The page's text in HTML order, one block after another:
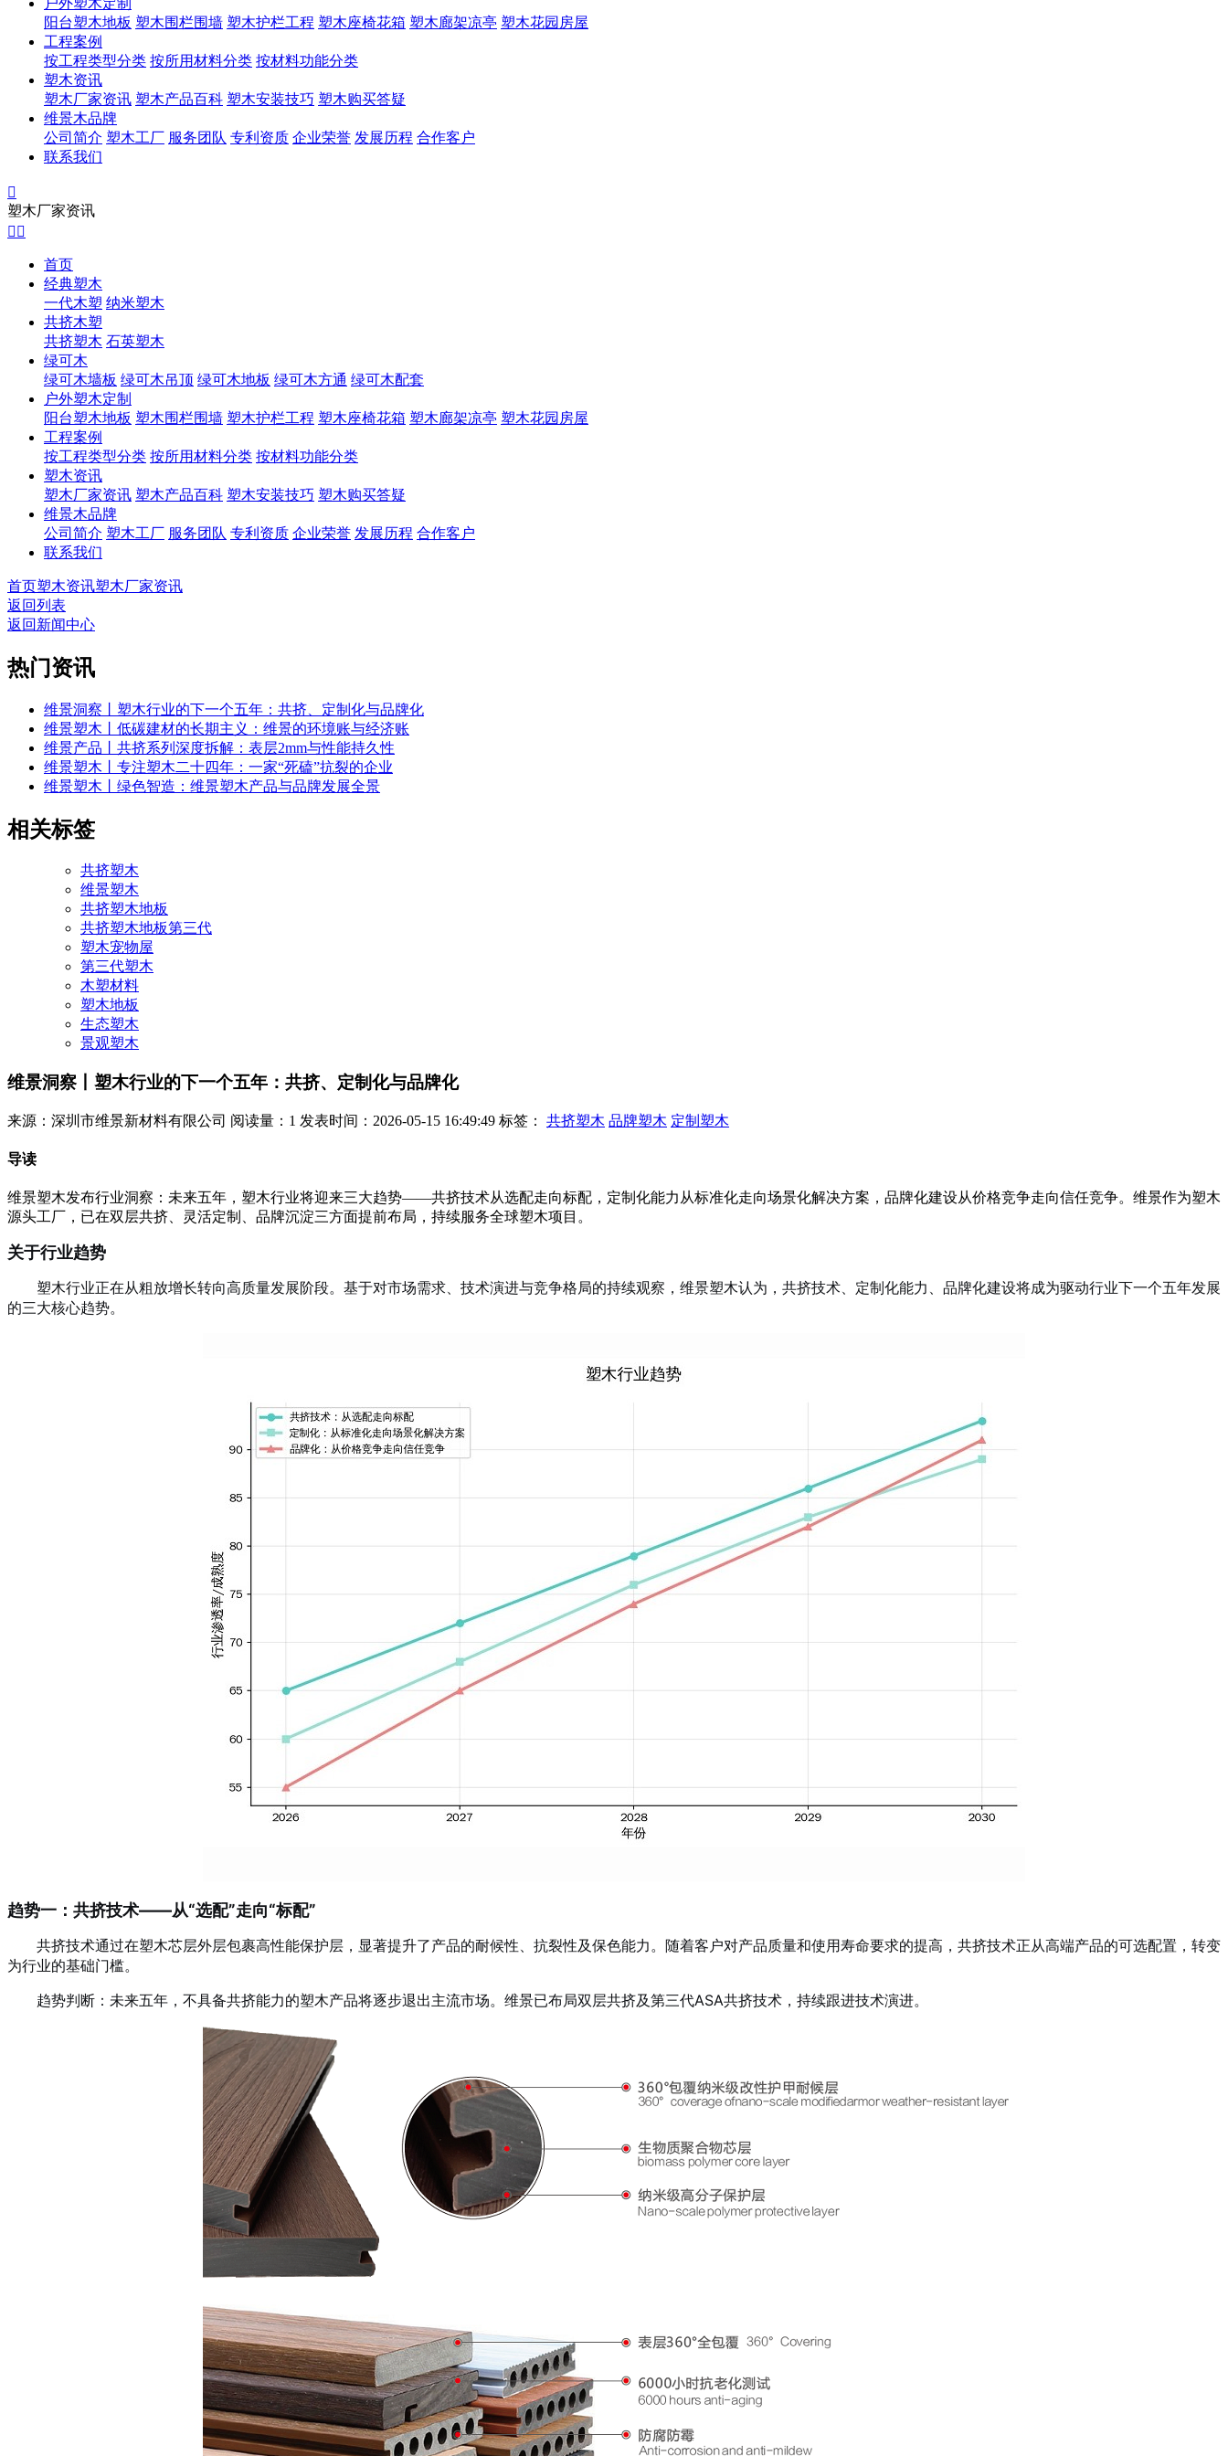
阳台塑木地板 塑木围栏围墙 塑木护栏工程 塑木座椅花箱 塑木廊架凉亭 塑木花园房屋
工程案例
按工程类型分类 按所用材料分类 按材料功能分类
塑木资讯
塑木厂家资讯 塑木产品百科 塑木安装技巧 塑木购买答疑
维景木品牌
公司简介 塑木工厂 服务团队 专利资质 企业荣誉 发展历程 合作客户
联系我们

塑木厂家资讯
 
首页
经典塑木
一代木塑 纳米塑木
共挤木塑
共挤塑木 石英塑木
绿可木
绿可木墙板 绿可木吊顶 绿可木地板 绿可木方通 绿可木配套
户外塑木定制
阳台塑木地板 塑木围栏围墙 塑木护栏工程 塑木座椅花箱 塑木廊架凉亭 塑木花园房屋
工程案例
按工程类型分类 按所用材料分类 按材料功能分类
塑木资讯
塑木厂家资讯 塑木产品百科 塑木安装技巧 塑木购买答疑
维景木品牌
公司简介 塑木工厂 服务团队 专利资质 企业荣誉 发展历程 合作客户
联系我们
首页塑木资讯塑木厂家资讯
返回列表
返回新闻中心
热门资讯
维景洞察丨塑木行业的下一个五年：共挤、定制化与品牌化
维景塑木丨低碳建材的长期主义：维景的环境账与经济账
维景产品丨共挤系列深度拆解：表层2mm与性能持久性
维景塑木丨专注塑木二十四年：一家“死磕”抗裂的企业
维景塑木丨绿色智造：维景塑木产品与品牌发展全景
相关标签
共挤塑木
维景塑木
共挤塑木地板
共挤塑木地板第三代
塑木宠物屋
第三代塑木
木塑材料
塑木地板
生态塑木
景观塑木
维景洞察丨塑木行业的下一个五年：共挤、定制化与品牌化
来源：深圳市维景新材料有限公司 阅读量：1 发表时间：2026-05-15 16:49:49 标签： 共挤塑木 品牌塑木 定制塑木
导读
维景塑木发布行业洞察：未来五年，塑木行业将迎来三大趋势——共挤技术从选配走向标配，定制化能力从标准化走向场景化解决方案，品牌化建设从价格竞争走向信任竞争。维景作为塑木
源头工厂，已在双层共挤、灵活定制、品牌沉淀三方面提前布局，持续服务全球塑木项目。
关于行业趋势
塑木行业正在从粗放增长转向高质量发展阶段。基于对市场需求、技术演进与竞争格局的持续观察，维景塑木认为，共挤技术、定制化能力、品牌化建设将成为驱动行业下一个五年发展
的三大核心趋势。
趋势一：共挤技术——从“选配”走向“标配”
共挤技术通过在塑木芯层外层包裹高性能保护层，显著提升了产品的耐候性、抗裂性及保色能力。随着客户对产品质量和使用寿命要求的提高，共挤技术正从高端产品的可选配置，转变
为行业的基础门槛。
趋势判断：未来五年，不具备共挤能力的塑木产品将逐步退出主流市场。维景已布局双层共挤及第三代ASA共挤技术，持续跟进技术演进。